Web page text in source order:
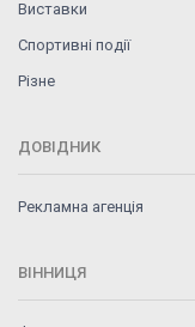
Виставки
Спортивні події
Різне
ДОВІДНИК
Рекламна агенція
ВІННИЦЯ